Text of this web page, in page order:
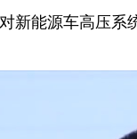
新能源车高压系